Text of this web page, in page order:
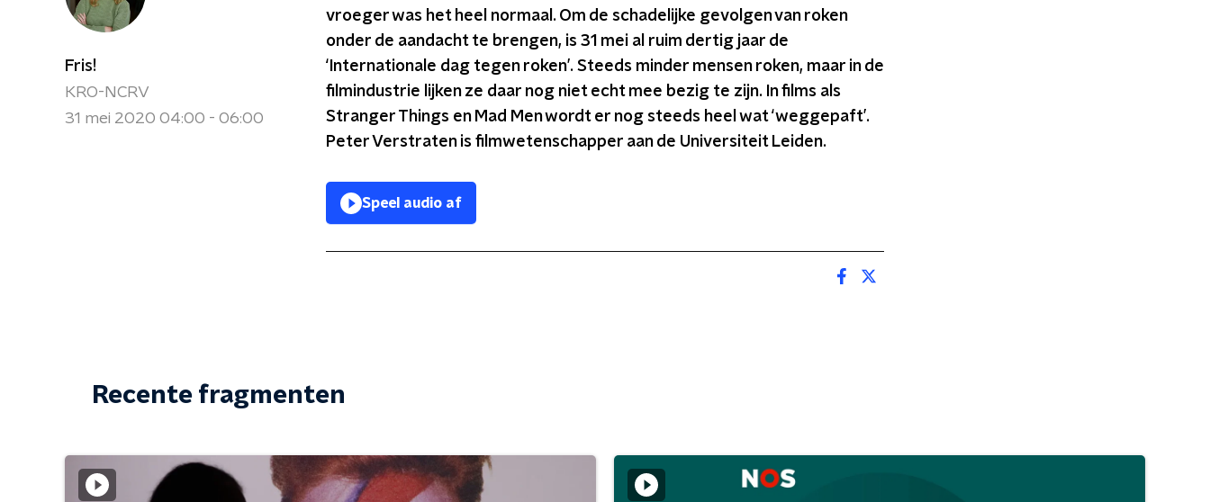
Fris!
KRO-NCRV
31 mei 2020 04:00 - 06:00
vroeger was het heel normaal. Om de schadelijke gevolgen van roken
onder de aandacht te brengen, is 31 mei al ruim dertig jaar de
‘Internationale dag tegen roken’. Steeds minder mensen roken, maar in de
filmindustrie lijken ze daar nog niet echt mee bezig te zijn. In films als
Stranger Things en Mad Men wordt er nog steeds heel wat ‘weggepaft’.
Peter Verstraten is filmwetenschapper aan de Universiteit Leiden.
Speel audio af
Recente fragmenten